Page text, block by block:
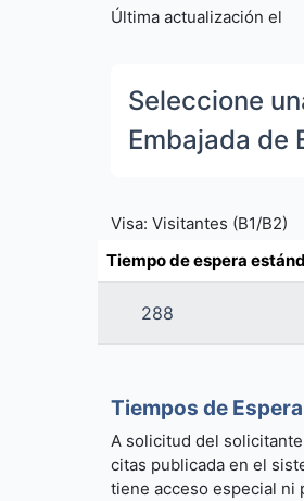
Última actualización el
Seleccione
Embajada de
Visa: Visitantes (B1/B2)
Tiempo de espera
288
Tiempos de
A solicitud del
citas publicada en el
tiene acceso especial ni